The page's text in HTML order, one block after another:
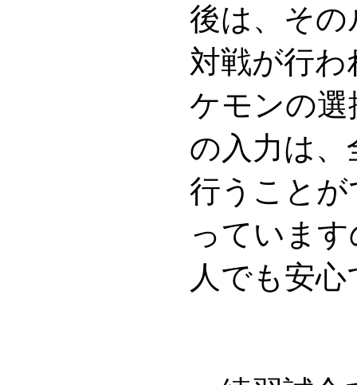
後は、そ
対戦が行
ケモンの
の入力は
行うこと
っていま
人でも安